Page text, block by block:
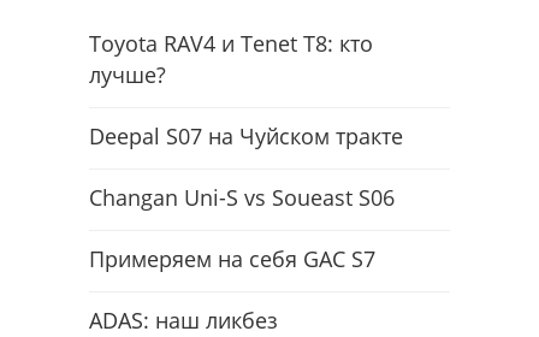
Toyota RAV4 и Tenet T8: кто
лучше?
Deepal S07 на Чуйском тракте
Changan Uni-S vs Soueast S06
Примеряем на себя GAC S7
ADAS: наш ликбез